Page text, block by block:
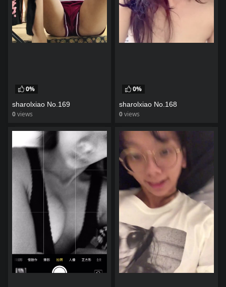
0%
sharolxiao No.169
0views
0%
sharolxiao No.168
0views